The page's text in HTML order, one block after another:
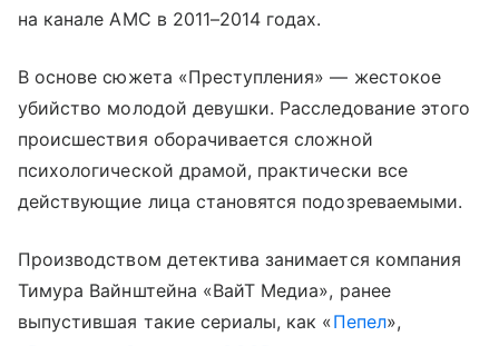
на канале AMC в 2011–2014 годах.
В основе сюжета «Преступления» — жестокое
убийство молодой девушки. Расследование этого
происшествия оборачивается сложной
психологической драмой, практически все
действующие лица становятся подозреваемыми.
Производством детектива занимается компания
Тимура Вайнштейна «ВайТ Медиа», ранее
выпустившая такие сериалы, как «Пепел»,